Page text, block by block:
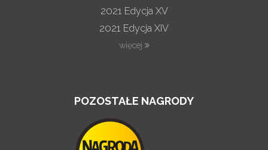
2021 Edycja XV
2021 Edycja XIV
więcej
POZOSTAŁE NAGRODY